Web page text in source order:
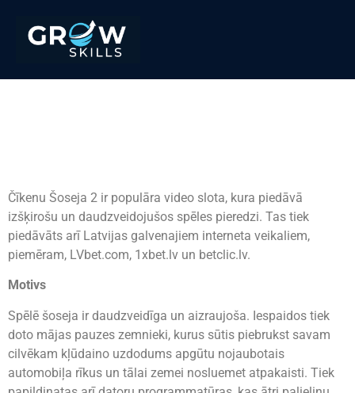
Čīkenu Šoseja 2 ir populāra video slota, kura piedāvā
izšķirošu un daudzveidojušos spēles pieredzi. Tas tiek
piedāvāts arī Latvijas galvenajiem interneta veikaliem,
piemēram, LVbet.com, 1xbet.lv un betclic.lv.
Motivs
Spēlē šoseja ir daudzveidīga un aizraujoša. Iespaidos tiek
doto mājas pauzes zemnieki, kurus sūtis piebrukst savam
cilvēkam kļūdaino uzdodums apgūtu nojaubotais
automobiļa rīkus un tālai zemei nosluemet atpakaisti. Tiek